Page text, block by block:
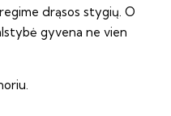
drąsos stygių. O
gyvena ne vien